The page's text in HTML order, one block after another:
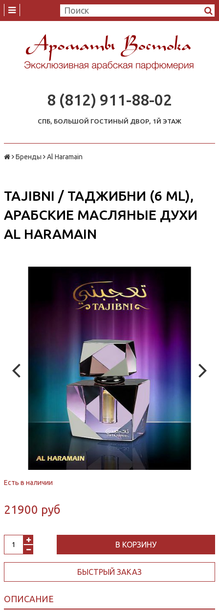
8 (812) 911-88-02
СПБ, БОЛЬШОЙ ГОСТИНЫЙ ДВОР, 1Й ЭТАЖ
Бренды Al Haramain
TAJIBNI / ТАДЖИБНИ (6 ML),
АРАБСКИЕ МАСЛЯНЫЕ ДУХИ
AL HARAMAIN
Есть в наличии
21900 руб
В КОРЗИНУ
БЫСТРЫЙ ЗАКАЗ
ОПИСАНИЕ